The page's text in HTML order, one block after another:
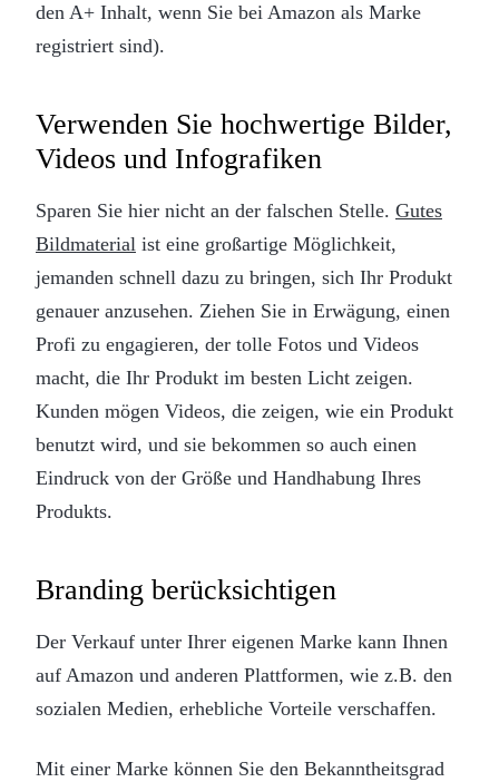
den A+ Inhalt, wenn Sie bei Amazon als Marke
registriert sind).
Verwenden Sie hochwertige Bilder,
Videos und Infografiken
Sparen Sie hier nicht an der falschen Stelle. Gutes
Bildmaterial ist eine großartige Möglichkeit,
jemanden schnell dazu zu bringen, sich Ihr Produkt
genauer anzusehen. Ziehen Sie in Erwägung, einen
Profi zu engagieren, der tolle Fotos und Videos
macht, die Ihr Produkt im besten Licht zeigen.
Kunden mögen Videos, die zeigen, wie ein Produkt
benutzt wird, und sie bekommen so auch einen
Eindruck von der Größe und Handhabung Ihres
Produkts.
Branding berücksichtigen
Der Verkauf unter Ihrer eigenen Marke kann Ihnen
auf Amazon und anderen Plattformen, wie z.B. den
sozialen Medien, erhebliche Vorteile verschaffen.
Mit einer Marke können Sie den Bekanntheitsgrad